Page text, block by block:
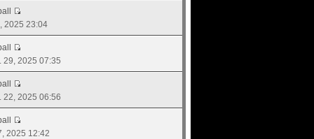
2025 23:04
2025 07:35
2025 06:56
2025 12:42